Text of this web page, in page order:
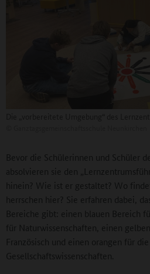
Bevor die Schülerinnen und Schüler
absolvieren sie den
hinein? Wie ist er gestaltet? Wo
herrschen hier? Sie erfahren dabei,
Bereiche gibt: einen blauen Bereich
für Naturwissenschaften, einen
Französisch und einen orangen für die
Gesellschaftswissenschaften.